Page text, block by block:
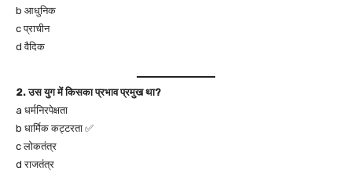
b आधुनिक
c प्राचीन
d वैदिक
2. उस युग में किसका प्रभाव प्रमुख था?
a धर्मनिरपेक्षता
b धार्मिक कट्टरता ✅
c लोकतंत्र
d राजतंत्र